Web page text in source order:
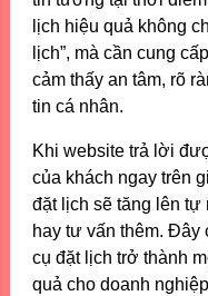
lịch hiệu quả không
lịch”, mà cần cung
cảm thấy an tâm, rõ
tin cá nhân.
Khi website trả lời
của khách ngay trên
đặt lịch sẽ tăng lên tự
hay tư vấn thêm. Đây
cụ đặt lịch trở thành
quả cho doanh